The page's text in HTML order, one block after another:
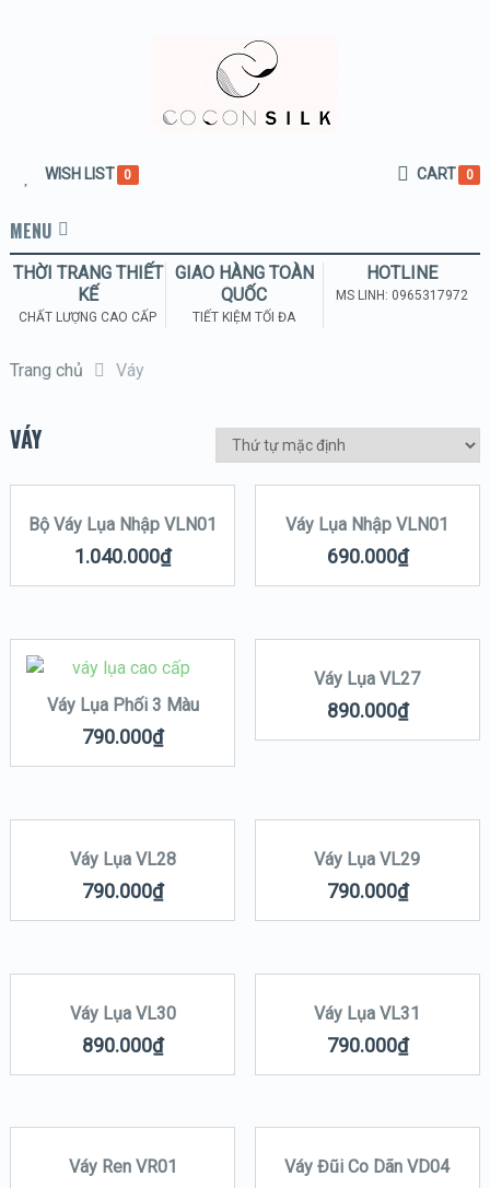
WISH LIST 0 CART 0
MENU
THỜI TRANG THIẾT
KẾ
CHẤT LƯỢNG CAO CẤP
GIAO HÀNG TOÀN
QUỐC
TIẾT KIỆM TỐI ĐA
HOTLINE
MS LINH: 0965317972
Trang chủ Váy
VÁY
Bộ Váy Lụa Nhập VLN01
1.040.000₫
Váy Lụa Nhập VLN01
690.000₫
Váy Lụa Phối 3 Màu
790.000₫
Váy Lụa VL27
890.000₫
Váy Lụa VL28
790.000₫
Váy Lụa VL29
790.000₫
Váy Lụa VL30
890.000₫
Váy Lụa VL31
790.000₫
Váy Ren VR01 Váy Đũi Co Dãn VD04